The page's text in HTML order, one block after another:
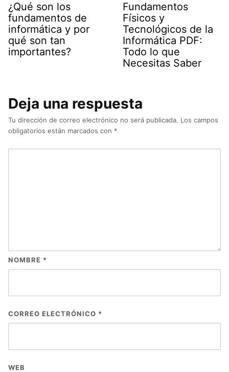
¿Qué son los
fundamentos de
informática y por
qué son tan
importantes?
Fundamentos
Físicos y
Tecnológicos de la
Informática PDF:
Todo lo que
Necesitas Saber
Deja una respuesta
Tu dirección de correo electrónico no será publicada. Los campos
obligatorios están marcados con *
NOMBRE *
CORREO ELECTRÓNICO *
WEB